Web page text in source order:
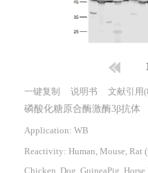
一键复制 说明书 文献引用
磷酸化糖原合酶激酶3β抗体
Application: WB
Reactivity: Human, Mouse, Rat